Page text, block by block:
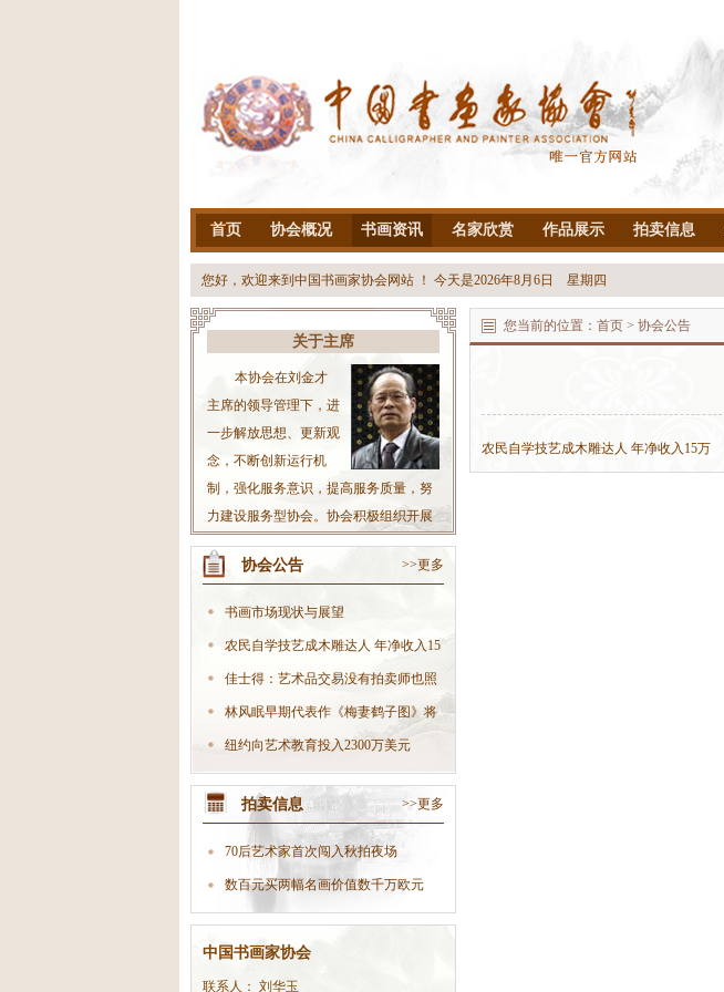
首页 协会概况 书画资讯 名家欣赏 作品展示 拍卖信息
您好，欢迎来到中国书画家协会网站 ！ 今天是2026年8月6日 星期四
关于主席
本协会在刘金才
主席的领导管理下，进
一步解放思想、更新观
念，不断创新运行机
制，强化服务意识，提高服务质量，努
力建设服务型协会。协会积极组织开展
丰富多彩的社会书法活动，不断扩大协
会影响力；积极开拓书法市场，大力发
手”、职能部门开展工作的“好伙伴”，在
全社会树立起良好的协会形象。
协会公告 >>更多
书画市场现状与展望
农民自学技艺成木雕达人 年净收入15
万
佳士得：艺术品交易没有拍卖师也照
样生
林风眠早期代表作《梅妻鹤子图》将
现身
纽约向艺术教育投入2300万美元
拍卖信息 >>更多
70后艺术家首次闯入秋拍夜场
数百元买两幅名画价值数千万欧元
中国书画家协会
联系人： 刘华玉
您当前的位置： 首页 > 协会公告
农民自学技艺成木雕达人 年净收入15万